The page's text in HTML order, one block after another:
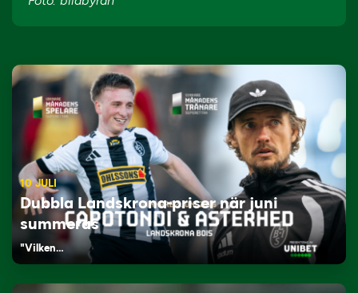
10 JULI
Dubbla Landskrona-priser när juni
summeras
"Vilken…